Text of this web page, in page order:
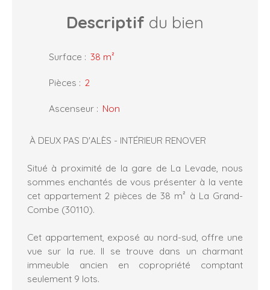
Descriptif du bien
Surface : 38 m²
Pièces : 2
Ascenseur : Non
À DEUX PAS D'ALÈS - INTÉRIEUR RENOVER
Situé à proximité de la gare de La Levade, nous
sommes enchantés de vous présenter à la vente
cet appartement 2 pièces de 38 m² à La Grand-
Combe (30110).
Cet appartement, exposé au nord-sud, offre une
vue sur la rue. Il se trouve dans un charmant
immeuble ancien en copropriété comptant
seulement 9 lots.